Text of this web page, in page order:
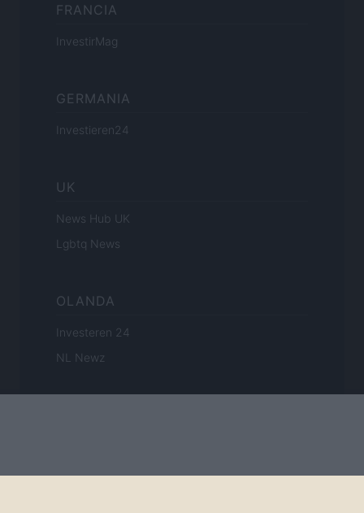
FRANCIA
InvestirMag
GERMANIA
Investieren24
UK
News Hub UK
Lgbtq News
OLANDA
Investeren 24
NL Newz